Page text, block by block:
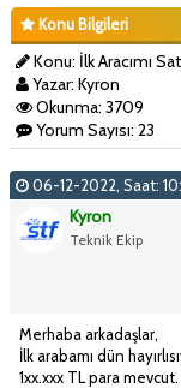
Konu Bilgileri
Konu: İlk Aracımı
Yazar: Kyron
Okunma: 3709
Yorum Sayısı: 23
06-12-2022, Saat:
Kyron
Teknik Ekip
Merhaba arkadaşlar,
İlk arabamı dün
1xx.xxx TL para mevcut.